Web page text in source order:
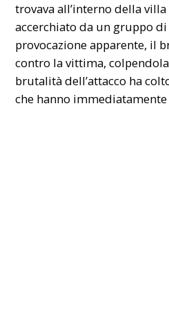
trovava all’interno della
accerchiato da un gruppo
provocazione apparente, il
contro la vittima,
brutalità dell’attacco ha
che hanno